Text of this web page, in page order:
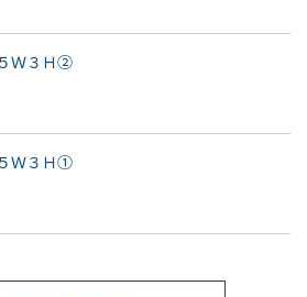
Ｗ３Ｈ②
Ｗ３Ｈ①